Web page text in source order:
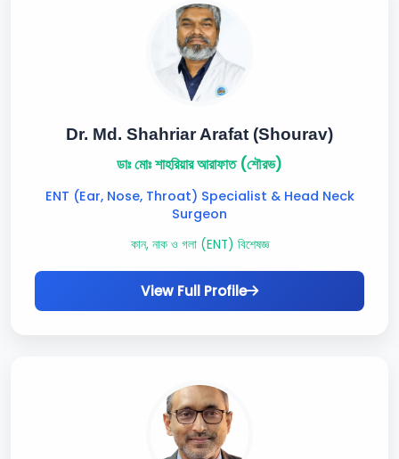
Dr. Md. Shahriar Arafat (Shourav)
ডাঃ মোঃ শাহরিয়ার আরাফাত (শৌরভ)
ENT (Ear, Nose, Throat) Specialist & Head Neck
Surgeon
কান, নাক ও গলা (ENT) বিশেষজ্ঞ
View Full Profile